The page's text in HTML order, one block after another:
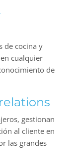
de cocina y
cualquier
de
gestionan
al cliente en
las grandes